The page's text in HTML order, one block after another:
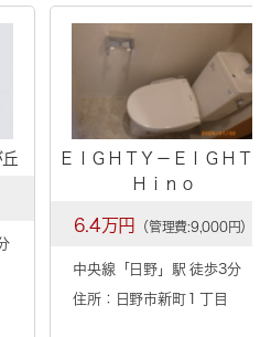
ＥＩＧＨＴＹ－ＥＩＧＨＴ
Ｈｉｎｏ
6.4万円 （管理費:9,000円）
中央線「 日野」駅 徒歩3分
住所：日野市新町１丁目